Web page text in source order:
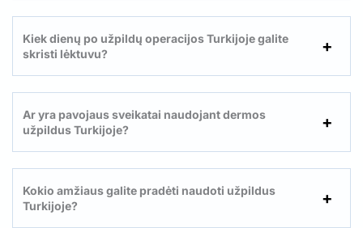
Kiek dienų po užpildų operacijos Turkijoje galite
skristi lėktuvu?
Ar yra pavojaus sveikatai naudojant dermos
užpildus Turkijoje?
Kokio amžiaus galite pradėti naudoti užpildus
Turkijoje?